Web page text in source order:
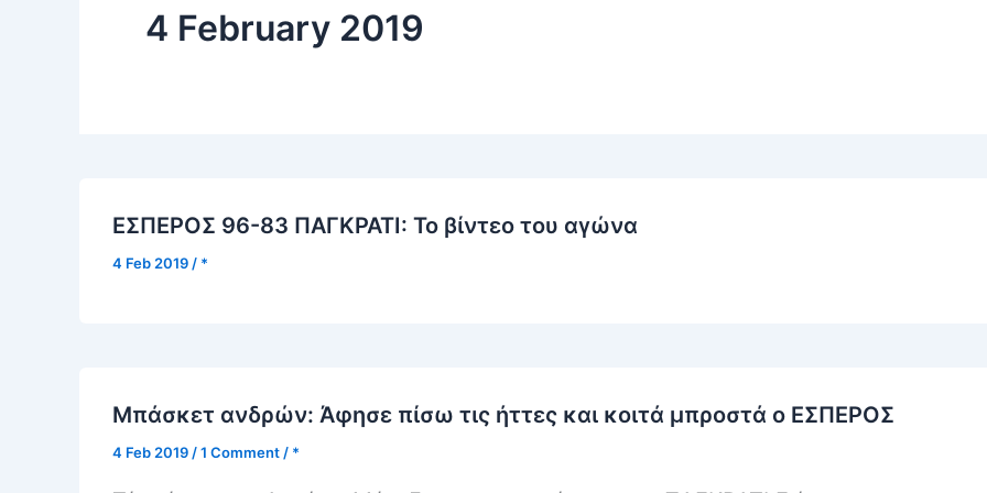
4 February 2019
ΕΣΠΕΡΟΣ 96-83 ΠΑΓΚΡΑΤΙ: Το βίντεο του αγώνα
4 Feb 2019 / *
Μπάσκετ ανδρών: Άφησε πίσω τις ήττες και κοιτά μπροστά ο ΕΣΠΕΡΟΣ
4 Feb 2019 /1 Comment / *